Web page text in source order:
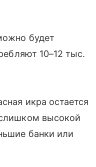
будет
10–12 тыс.
икра остается
высокой
банки или